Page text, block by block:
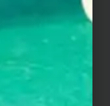
?